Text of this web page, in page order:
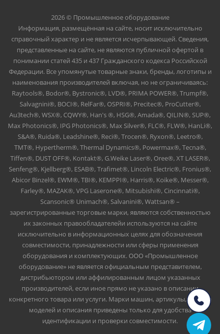
2026 © Промышленное оборудование
Информация, размещённая на сайте, носит исключительно
справочный характер и не является исчерпывающей. Сведения,
представленные на сайте, не являются публичной офертой в
понимании статей 435 и 437 Гражданского кодекса Российской
Федерации. Все упомянутые товарные знаки, бренды, логотипы и
наименования производителей включая, но не ограничиваясь:
Raytools®, Bodor®, Bystronic®, LVD®, PRIMA POWER®, Trumpf®,
Salvagnini®, BOCI®, RelFar®, OSPRI®, Precitec®, ProCutter®,
Au3tech®, WSX®, CQWY®, Han's ®, HSG®, Amada®, QILIN®, SUP®,
Max Photonics®, IPG Photonics®, Max Silver®, FLC®, FLW®, HanLi®,
S&A®, Ruida®, Leadshine®, Reci®, Trocen®, Ryxon®, Leetro®,
TMT®, Hypertherm®, Thermal Dynamics®, Powermax®, Tecna®,
Tiffen®, DUST OFF®, Kontakt®, G.Weike Laser®, Oree®, XT LASER®,
Senfeng®, Kjellberg®, ESAB®, Trafimet®, Lincoln Electric®, Fronius®,
Abicor Binzel®, EWM®, TBI®, KEMPPI®, Harris®, Koike®, Messer®,
Farley®, MAZAK®, VPG Laserone®, Mitsubishi®, Cincinnati®,
Scansonic® Unimach®, Salvanini®, Wattsan® –
зарегистрированные торговые марки, являются собственностью
их законных правообладателейи используются на сайте
исключительно в информационных целях для обозначения
совместимости, принадлежности или сферы применения
оборудования и комплектующих. ООО «Промышленное
оборудование» не является официальным представителем,
дистрибьютором или аффилированным лицом указанных
производителей, если иное прямо не указано в описании
конкретного товара или услуги. Марки машин, артикулы, номера
моделей и описания приведены только для удобства
идентификации и проверки совместимости.